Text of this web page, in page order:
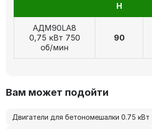
H
АДМ90LA8
0,75 кВт 750
об/мин
90
Вам может подойти
Двигатели для бетономешалки 0.75 кВт